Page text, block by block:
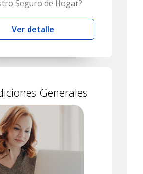
Seguro de Hogar?
Ver detalle
Generales